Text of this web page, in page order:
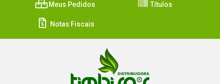
Meus Pedidos Títulos
Notas Fiscais